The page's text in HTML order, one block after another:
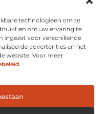
technologieën om te
en om uw ervaring te
ingezet voor verschillende
advertenties en het
website. Voor meer
.
(EU)